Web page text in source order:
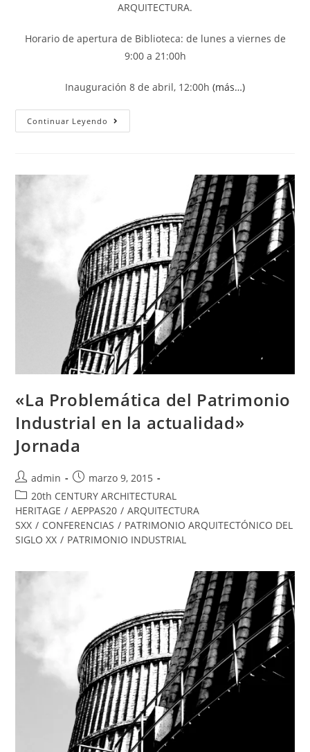
ARQUITECTURA.
Horario de apertura de Biblioteca: de lunes a viernes de
9:00 a 21:00h
Inauguración 8 de abril, 12:00h (más…)
Continuar Leyendo
«La Problemática del Patrimonio
Industrial en la actualidad»
Jornada
admin
marzo 9, 2015
20th CENTURY ARCHITECTURAL
HERITAGE / AEPPAS20 / ARQUITECTURA
SXX / CONFERENCIAS / PATRIMONIO ARQUITECTÓNICO DEL
SIGLO XX / PATRIMONIO INDUSTRIAL